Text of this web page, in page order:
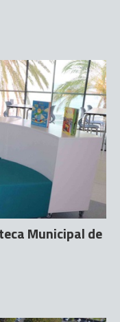
Municipal de